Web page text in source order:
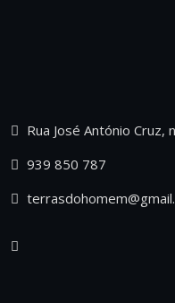
Rua José António Cruz,
939 850 787